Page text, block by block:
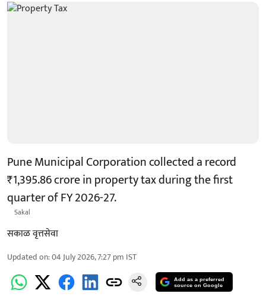
Pune Municipal Corporation collected a record
₹1,395.86 crore in property tax during the first
quarter of FY 2026-27.
Sakal
सकाळ वृत्तसेवा
Updated on:04 July 2026, 7:27 pm IST
Add as a preferred
source on Google